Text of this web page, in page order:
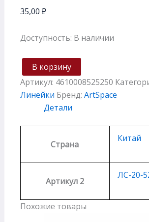
35,00 ₽
Доступность: В наличии
В корзину
Артикул: 4610008525250
Линейки Бренд: ArtSpace
Детали
Страна
Китай
Артикул 2
ЛС-20-
Похожие товары